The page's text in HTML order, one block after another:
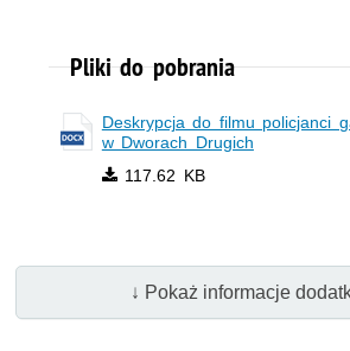
Pliki do pobrania
Deskrypcja do filmu policjanci
w Dworach Drugich
117.62 KB
↓ Pokaż informacje